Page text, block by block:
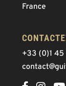
France
+33 (0)1